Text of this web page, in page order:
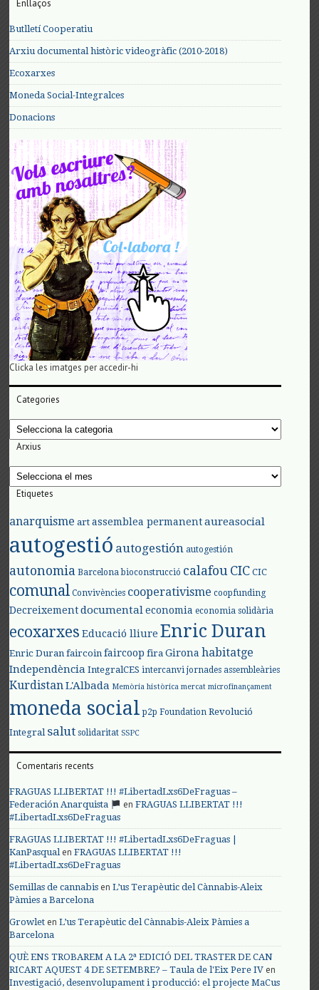
Enllaços
Butlletí Cooperatiu
Arxiu documental històric videogràfic (2010-2018)
Ecoxarxes
Moneda Social-Integralces
Donacions
Clicka les imatges per accedir-hi
Categories
Categories
Arxius
Arxius
Etiquetes
anarquisme art assemblea permanent aureasocial
autogestió autogestión autogestión
autonomia Barcelona bioconstrucció calafouCIC CIC
comunal Convivències cooperativisme coopfunding
Decreixement documental economia economia solidària
ecoxarxes Educació lliure Enric Duran
Enric Duran faircoin faircoop fira Girona habitatge
Independència IntegralCES intercanvi jornades assembleàries
KurdistanL'Albada Memòria històrica mercat microfinançament
moneda social p2p Foundation Revolució
Integral salut solidaritat SSPC
Comentaris recents
FRAGUAS LLIBERTAT !!! #LibertadLxs6DeFraguas –
Federación Anarquista
enFRAGUAS LLIBERTAT !!!
#LibertadLxs6DeFraguas
FRAGUAS LLIBERTAT !!! #LibertadLxs6DeFraguas |
KanPasqualenFRAGUAS LLIBERTAT !!!
#LibertadLxs6DeFraguas
Semillas de cannabis enL’us Terapèutic del Cànnabis-Aleix
Pàmies a Barcelona
Growlet enL’us Terapèutic del Cànnabis-Aleix Pàmies a
Barcelona
QUÈ ENS TROBAREM A LA 2ª EDICIÓ DEL TRASTER DE CAN
RICART AQUEST 4 DE SETEMBRE? – Taula de l'Eix Pere IV en
Investigació, desenvolupament i producció: el projecte MaCus